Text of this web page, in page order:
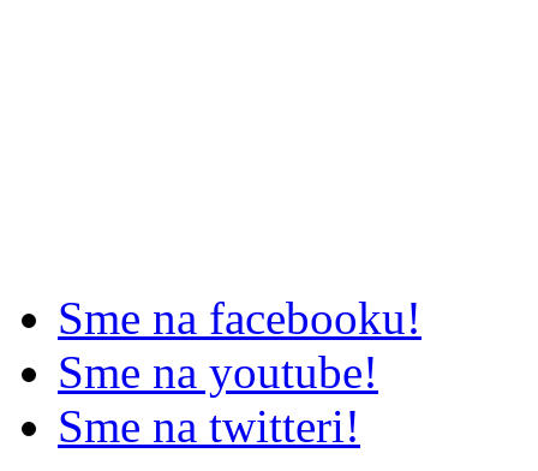
Sme na facebooku!
Sme na youtube!
Sme na twitteri!